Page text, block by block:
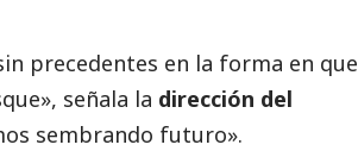
precedentes en la forma en que
señala la dirección del
sembrando futuro».